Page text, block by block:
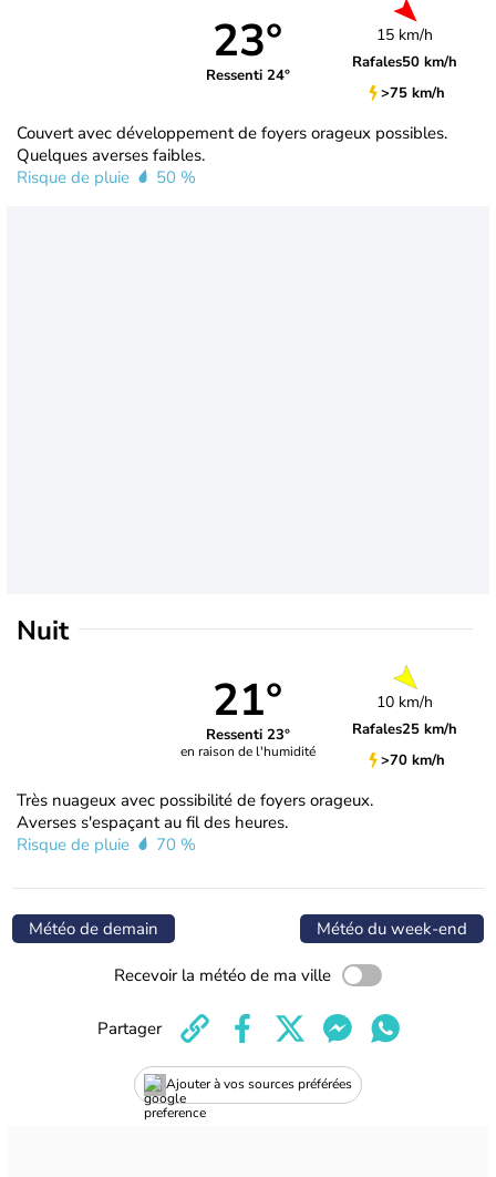
23°
Ressenti 24°
15 km/h
Rafales50 km/h
>75 km/h
Couvert avec développement de foyers orageux possibles.
Quelques averses faibles.
Risque de pluie
50 %
Nuit
21°
Ressenti 23°
en raison de l'humidité
10 km/h
Rafales25 km/h
>70 km/h
Très nuageux avec possibilité de foyers orageux.
Averses s'espaçant au fil des heures.
Risque de pluie
70 %
Météo de demain Météo du week-end
Recevoir la météo de ma ville
Ajouter à vos sources préférées
Partager